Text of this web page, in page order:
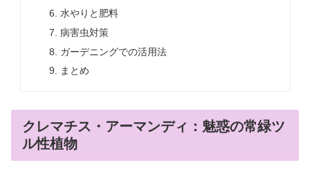
水やりと肥料
病害虫対策
ガーデニングでの活用法
まとめ
クレマチス・アーマンディ：魅惑の常緑ツ
ル性植物